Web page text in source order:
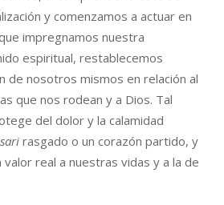
y comenzamos a actuar en
impregnamos nuestra
espiritual, restablecemos
de nosotros mismos en relación al
que nos rodean y a Dios. Tal
del dolor y la calamidad
sari rasgado o un corazón partido, y
valor real a nuestras vidas y a la de